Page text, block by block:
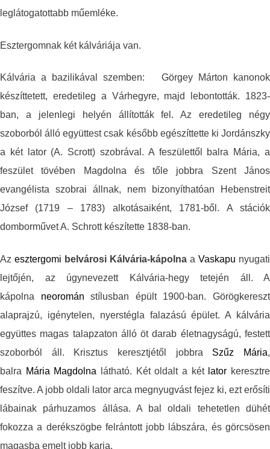
leglátogatottabb műemléke.
Esztergomnak két kálváriája van.
Kálvária a bazilikával szemben: Görgey Márton kanonok
készíttetett, eredetileg a Várhegyre, majd lebontották. 1823-
ban, a jelenlegi helyén állították fel. Az eredetileg négy
szoborból álló együttest csak később egészíttette ki Jordánszky
a két lator (A. Scrott) szobrával. A feszülettől balra Mária, a
feszület tövében Magdolna és tőle jobbra Szent János
evangélista szobrai állnak, nem bizonyíthatóan Hebenstreit
József (1719 – 1783) alkotásaiként, 1781-ből. A stációk
domborművet A. Schrott készítette 1838-ban.
Az esztergomi belvárosi Kálvária-kápolna a Vaskapu nyugati
lejtőjén, az úgynevezett Kálvária-hegy tetején áll. A
kápolna neoromán stílusban épült 1900-ban. Görögkereszt
alaprajzú, igénytelen, nyerstégla falazású épület. A kálvária
együttes magas talapzaton álló öt darab életnagyságú, festett
szoborból áll. Krisztus keresztjétől jobbra Szűz Mária,
balra Mária Magdolna látható. Két oldalt a két lator keresztre
feszítve. A jobb oldali lator arca megnyugvást fejez ki, ezt erősíti
lábainak párhuzamos állása. A bal oldali tehetetlen dühét
fokozza a derékszögbe felrántott jobb lábszára, és görcsösen
magasba emelt jobb karja.